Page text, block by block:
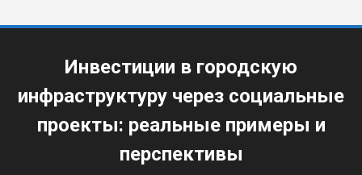
Инвестиции в городскую
инфраструктуру через социальные
проекты: реальные примеры и
перспективы